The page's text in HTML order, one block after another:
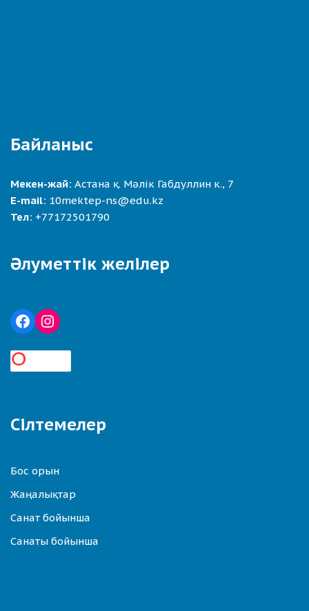
Байланыс
Мекен-жай: Астана қ. Мәлік Габдуллин к., 7
E-mail: 10mektep-ns@edu.kz
Тел: +77172501790
Әлуметтік желілер
Сілтемелер
Бос орын
Жаңалықтар
Санат бойынша
Санаты бойынша